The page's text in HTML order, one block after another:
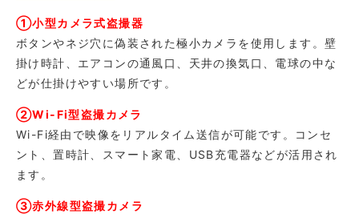
①小型カメラ式盗撮器
ボタンやネジ穴に偽装された極小カメラを使用します。壁
掛け時計、エアコンの通風口、天井の換気口、電球の中な
どが仕掛けやすい場所です。
②Wi-Fi型盗撮カメラ
Wi-Fi経由で映像をリアルタイム送信が可能です。コンセ
ント、置時計、スマート家電、USB充電器などが活用され
ます。
③赤外線型盗撮カメラ